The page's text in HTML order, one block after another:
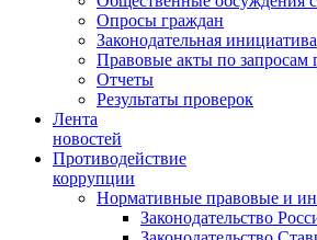
Опросы граждан
Законодательная инициатива
Правовые акты по запросам
Отчеты
Результаты проверок
Лента
новостей
Противодействие
коррупции
Нормативные правовые и
Законодательство